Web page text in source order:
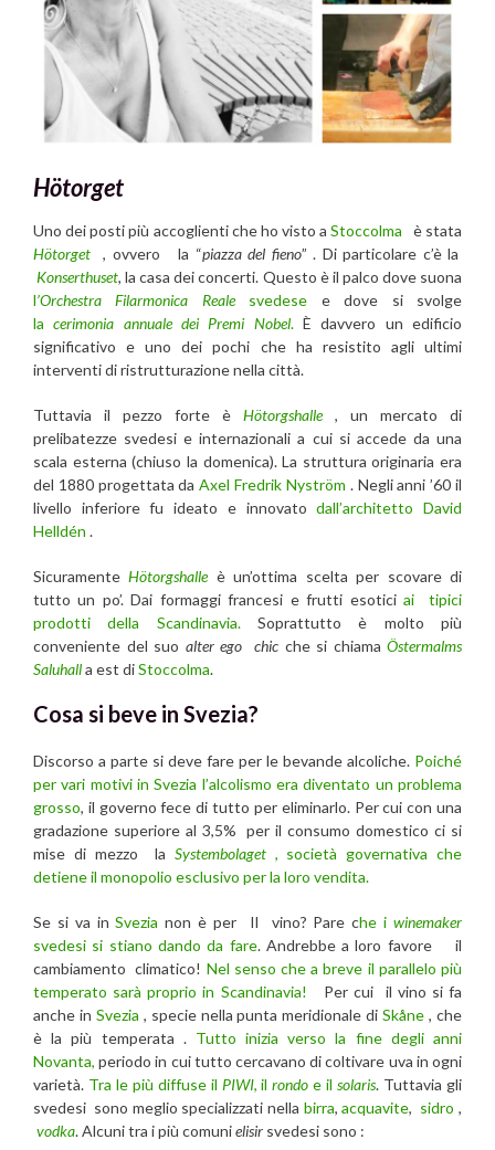
Hötorget
Uno dei posti più accoglienti che ho visto aStoccolma è stata
Hötorget , ovvero la “piazza del fieno” . Di particolare c’è la
Konserthuset, la casa dei concerti. Questo è il palco dove suona
l’Orchestra Filarmonica Realesvedese e dove si svolge
la cerimonia annuale dei Premi Nobel.È davvero un edificio
significativo e uno dei pochi che ha resistito agli ultimi
interventi di ristrutturazione nella città.
Tuttavia il pezzo forte è Hötorgshalle, un mercato di
prelibatezze svedesi e internazionali a cui si accede da una
scala esterna (chiuso la domenica). La struttura originaria era
del 1880 progettata daAxel Fredrik Nyström . Negli anni ’60 il
livello inferiore fu ideato e innovatodall’architettoDavid
Helldén .
SicuramenteHötorgshalleè un’ottima scelta per scovare di
tutto un po’. Dai formaggi francesi e frutti esoticiai tipici
prodotti della Scandinavia.Soprattutto è molto più
conveniente del suo alter ego chic che si chiama Östermalms
Saluhalla est diStoccolma.
Cosa si beve in Svezia?
Discorso a parte si deve fare per le bevande alcoliche. Poiché
per vari motivi in Svezia l’alcolismo era diventato un problema
grosso, il governo fece di tutto per eliminarlo. Per cui con una
gradazione superiore al 3,5% per il consumo domestico ci si
mise di mezzo la Systembolaget , società governativa che
detiene il monopolio esclusivo per la loro vendita.
Se si va inSvezia non è per Il vino? Pare che iwinemaker
svedesi si stiano dando da fare. Andrebbe a loro favore il
cambiamento climatico! Nel senso che a breve il parallelo più
temperato sarà proprio in Scandinavia! Per cui il vino si fa
anche in Svezia , specie nella punta meridionale diSkåne , che
è la più temperata . Tutto inizia verso la fine degli anni
Novanta, periodo in cui tutto cercavano di coltivare uva in ogni
varietà. Tra le più diffuse il PIWI, ilrondo e ilsolaris. Tuttavia gli
svedesi sono meglio specializzati nella birra,acquavite, sidro ,
vodka. Alcuni tra i più comunielisir svedesi sono :